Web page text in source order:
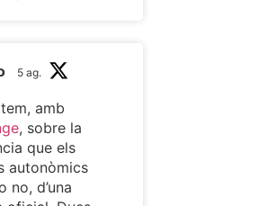
5 ag.
amb
, sobre la
que els
autonòmics
no, d’una